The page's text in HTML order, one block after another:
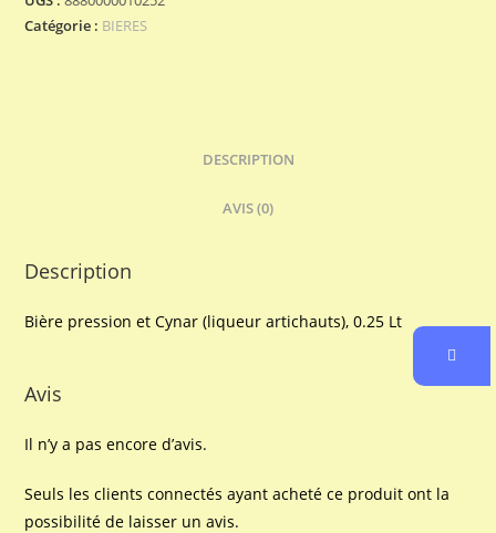
Catégorie : BIERES
DESCRIPTION
AVIS (0)
Description
Bière pression et Cynar (liqueur artichauts), 0.25 Lt
Avis
Il n’y a pas encore d’avis.
Seuls les clients connectés ayant acheté ce produit ont la
possibilité de laisser un avis.